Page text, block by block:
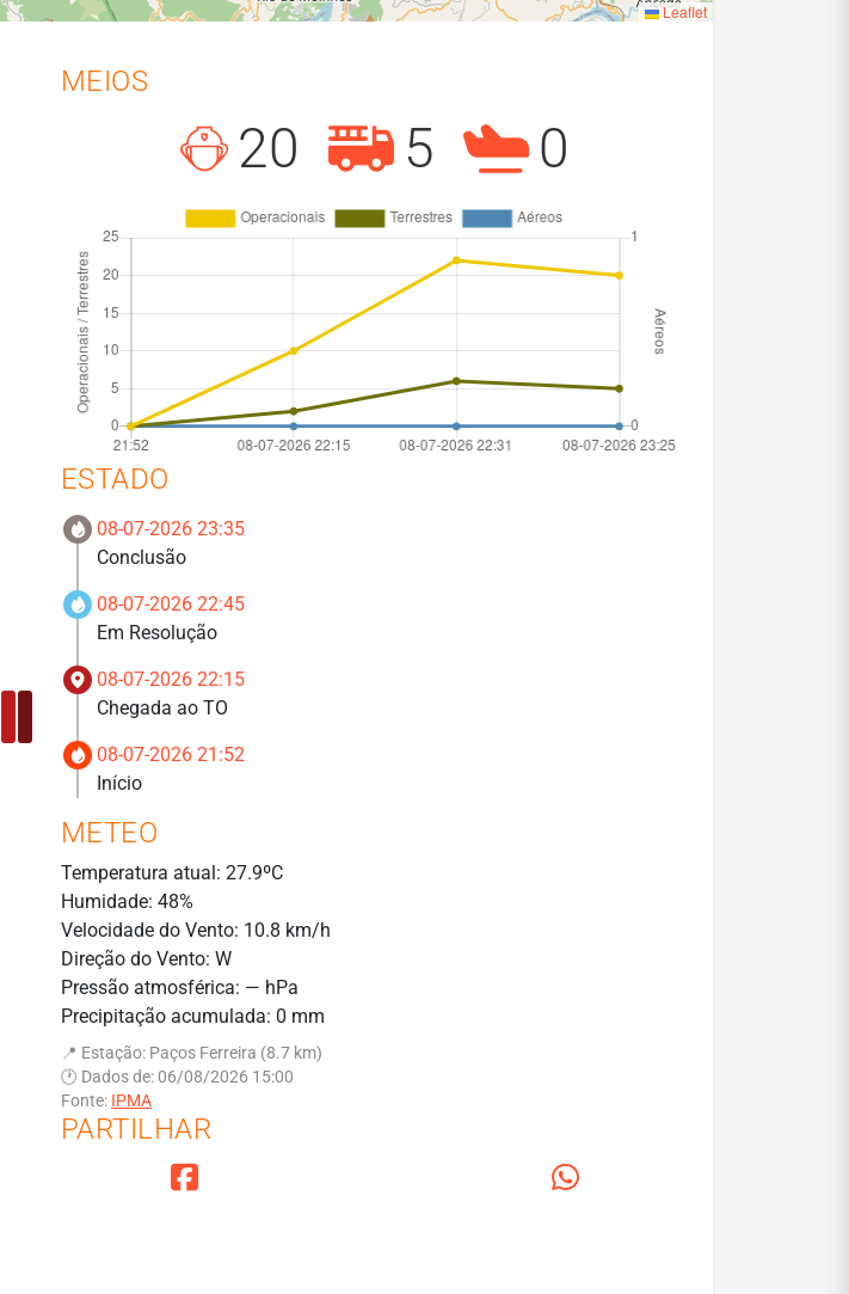
Leaflet
MEIOS
20 5 0
ESTADO
08-07-2026 23:35
Conclusão
08-07-2026 22:45
Em Resolução
08-07-2026 22:15
Chegada ao TO
08-07-2026 21:52
Início
METEO
Temperatura atual: 27.9ºC
Humidade: 48%
Velocidade do Vento: 10.8 km/h
Direção do Vento: W
Pressão atmosférica: — hPa
Precipitação acumulada: 0 mm
📍 Estação: Paços Ferreira (8.7 km)
🕐 Dados de: 06/08/2026 15:00
Fonte: IPMA
PARTILHAR